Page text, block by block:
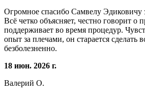
Огромное спасибо Самвелу Эдиковичу
Всё четко объясняет, честно говорит о
поддерживает во время процедур.
опыт за плечами, он старается сделать
безболезненно.
18 июн. 2026 г.
Валерий О.